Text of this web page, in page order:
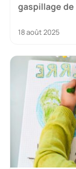
gaspillage
18 août 2025